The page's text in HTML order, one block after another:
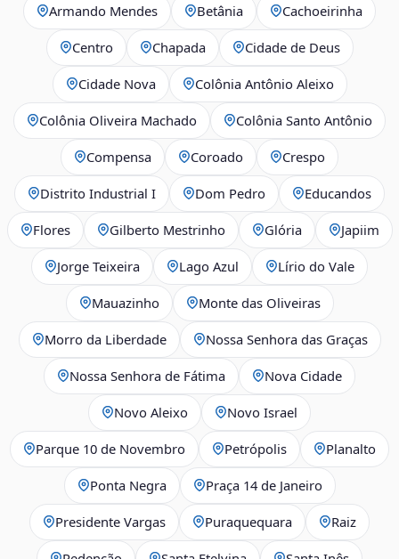
Armando Mendes Betânia Cachoeirinha
Centro Chapada Cidade de Deus
Cidade Nova Colônia Antônio Aleixo
Colônia Oliveira Machado Colônia Santo Antônio
Compensa Coroado Crespo
Distrito Industrial I Dom Pedro Educandos
Flores Gilberto Mestrinho Glória Japiim
Jorge Teixeira Lago Azul Lírio do Vale
Mauazinho Monte das Oliveiras
Morro da Liberdade Nossa Senhora das Graças
Nossa Senhora de Fátima Nova Cidade
Novo Aleixo Novo Israel
Parque 10 de Novembro Petrópolis Planalto
Ponta Negra Praça 14 de Janeiro
Presidente Vargas Puraquequara Raiz